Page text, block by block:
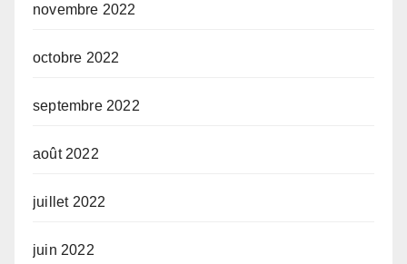
novembre 2022
octobre 2022
septembre 2022
août 2022
juillet 2022
juin 2022